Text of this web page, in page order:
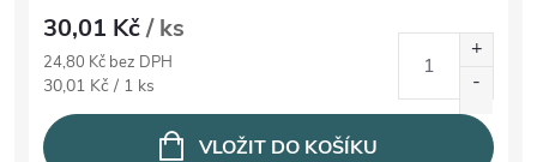
30,01 Kč/ ks
24,80 Kč bez DPH
Měrná cena:
30,01 Kč / 1 ks
VLOŽIT DO KOŠÍKU